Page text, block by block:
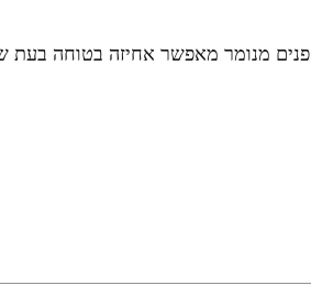
מנומר מאפשר אחיזה בטוחה בעת